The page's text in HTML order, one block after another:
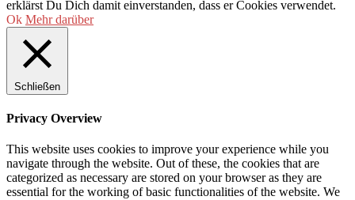
erklärst Du Dich damit einverstanden, dass er Cookies verwendet.
Ok Mehr darüber
Schließen
Privacy Overview
This website uses cookies to improve your experience while you
navigate through the website. Out of these, the cookies that are
categorized as necessary are stored on your browser as they are
essential for the working of basic functionalities of the website. We